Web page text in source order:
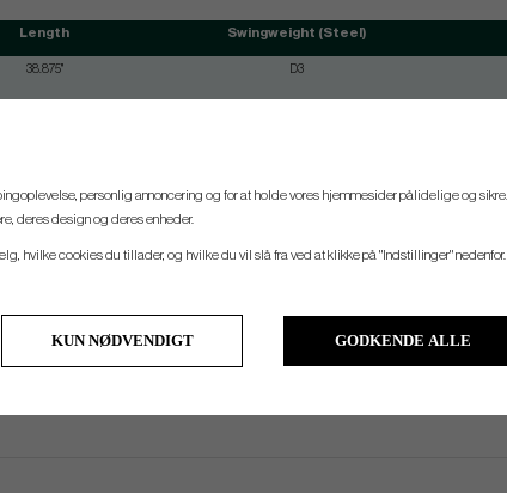
Length Swingweight (Steel)
38.875" D3
36.50"
36.00"
35.50" D3
personlig annoncering og for at holde vores hjemmesider pålidelige og sikre.
deres design og deres enheder.
hvilke cookies du tillader, og hvilke du vil slå fra ved at klikke på "Indstillinger" nedenfor.
KUN NØDVENDIGT GODKENDE ALLE